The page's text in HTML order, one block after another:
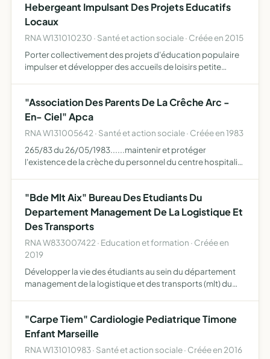
Hebergeant Impulsant Des Projets Educatifs
Locaux
RNA W131010230 · Santé et action sociale · Créée en 2015
Porter collectivement des projets d'éducation populaire
impulser et développer des accueils de loisirs petite
famill…
"Association Des Parents De La Crêche Arc -
En- Ciel" Apca
RNA W131005642 · Santé et action sociale · Créée en 1983
265/83 du 26/05/1983......maintenir et protéger
l'existence de la crèche du personnel du centre hospitalier
"Bde Mlt Aix" Bureau Des Etudiants Du
Departement Management De La Logistique Et
Des Transports
RNA W833007422 · Education et formation · Créée en
2019
Développer la vie des étudiants au sein du département
management de la logistique et des transports (mlt) du
"Carpe Tiem" Cardiologie Pediatrique Timone
Enfant Marseille
RNA W131010983 · Santé et action sociale · Créée en 2016